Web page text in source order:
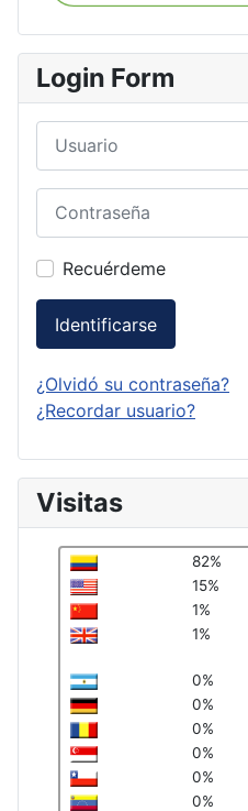
Login Form
Recuérdeme
Identificarse
¿Olvidó su contraseña?
¿Recordar usuario?
Visitas
82%
15%
1%
1%
0%
0%
0%
0%
0%
0%